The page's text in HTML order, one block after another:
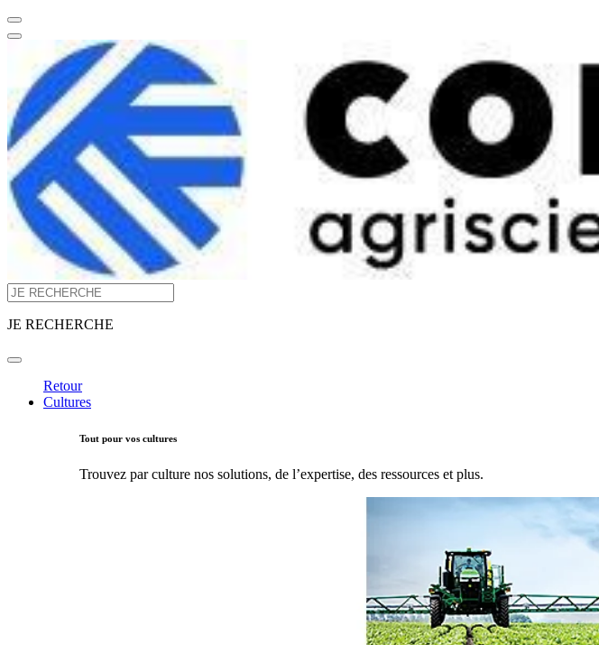
JE RECHERCHE
Retour
Cultures
Tout pour vos cultures
Trouvez par culture nos solutions, de l’expertise, des ressources et plus.